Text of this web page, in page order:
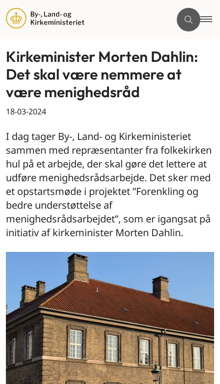
Kirkeminister Morten Dahlin:
Det skal være nemmere at
være menighedsråd
18-03-2024
I dag tager By-, Land- og Kirkeministeriet
sammen med repræsentanter fra folkekirken
hul på et arbejde, der skal gøre det lettere at
udføre menighedsrådsarbejde. Det sker med
et opstartsmøde i projektet ”Forenkling og
bedre understøttelse af
menighedsrådsarbejdet”, som er igangsat på
initiativ af kirkeminister Morten Dahlin.